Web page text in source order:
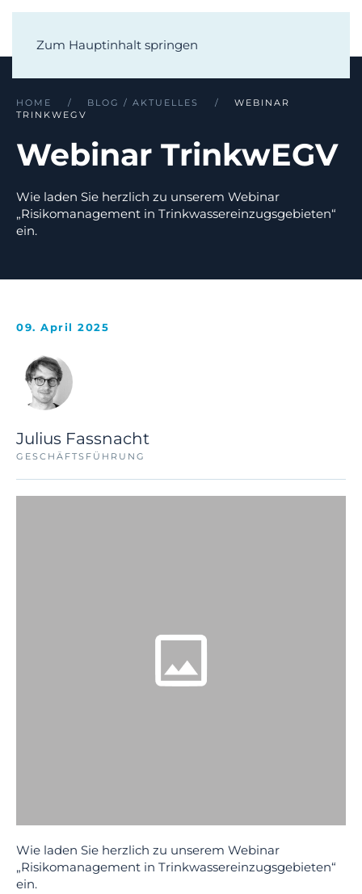
Zum Hauptinhalt springen
HOME BLOG / AKTUELLES
WEBINAR
TRINKWEGV
Webinar TrinkwEGV
Wie laden Sie herzlich zu unserem Webinar
„Risikomanagement in Trinkwassereinzugsgebieten“
ein.
09. April 2025
Julius Fassnacht
GESCHÄFTSFÜHRUNG
Wie laden Sie herzlich zu unserem Webinar
„Risikomanagement in Trinkwassereinzugsgebieten“
ein.